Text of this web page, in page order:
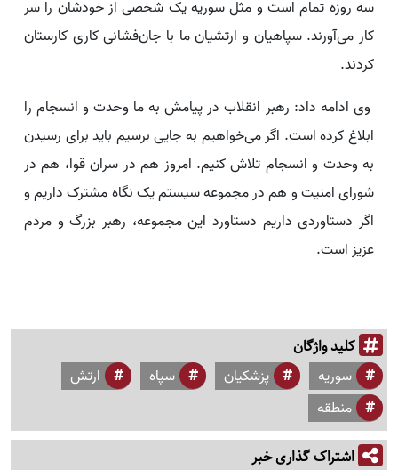
سه روزه تمام است و مثل سوریه یک شخصی از خودشان را سر
کار می‌آورند. سپاهیان و ارتشیان ما با جان‌فشانی کاری کارستان
کردند.
وی ادامه داد: رهبر انقلاب در پیامش به ما وحدت و انسجام را
ابلاغ کرده است. اگر می‌خواهیم به جایی برسیم باید برای رسیدن
به وحدت و انسجام تلاش کنیم. امروز هم در سران قوا، هم در
شورای امنیت و هم در مجموعه سیستم یک نگاه مشترک داریم و
اگر دستاوردی داریم دستاورد این مجموعه، رهبر بزرگ و مردم
عزیز است.
کلید واژگان
سوریه پزشکیان سپاه
ارتش
منطقه
اشتراک گذاری خبر